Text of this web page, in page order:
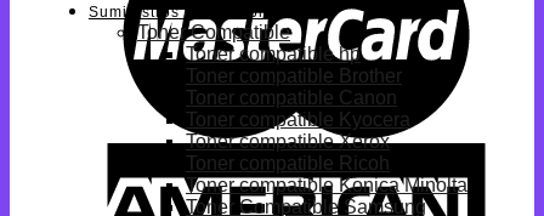
Suministros Compatibles
Toner Compatible
Toner compatible hp
Toner compatible Brother
Toner compatible Canon
Toner compatible Kyocera
Toner compatible Xerox
Toner compatible Ricoh
Toner compatible Konica Minolta
Toner Compatible Samsung